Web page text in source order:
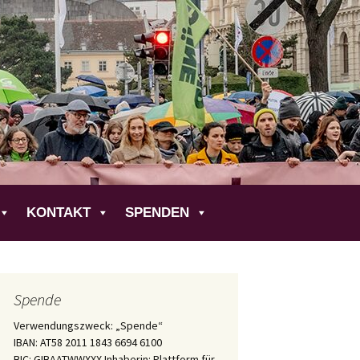
KONTAKT SPENDEN
Spende
Verwendungszweck: „Spende“
IBAN: AT58 2011 1843 6694 6100